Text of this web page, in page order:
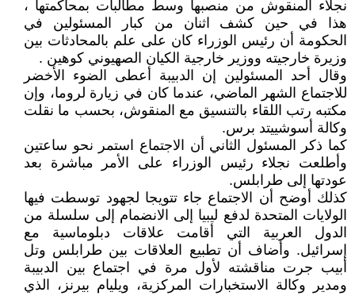
نجلاء المنقوش من منصبها وسط مطالبات بمحاكمتها ،
هذا في حين كشف اثنان من كبار المسئولين في
الحكومة أن رئيس الوزراء كان على علم بالمحادثات بين
وزيرة خارجيته ووزير خارجية الكيان الصهيوني كوهين .
وقال أحد المسئولين إن الدبيبة أعطى الضوء الأخضر
للاجتماع الشهر الماضي، عندما كان في زيارة لروما، وإن
مكتبه رتب اللقاء بالتنسيق مع المنقوش، بحسب ما نقلت
وكالة أسوشييتد برس.
كما ذكر المسئول الثاني أن الاجتماع استمر نحو ساعتين
وأطلعت نجلاء رئيس الوزراء على الأمر مباشرة بعد
عودتها إلى طرابلس.
كذلك أوضح أن الاجتماع جاء تتويجا لجهود توسطت فيها
الولايات المتحدة لدفع ليبيا إلى الانضمام إلى سلسلة من
الدول العربية التي أقامت علاقات دبلوماسية مع
إسرائيل. وأضاف أن تطبيع العلاقات بين طرابلس وتل
أبيب جرت مناقشته لأول مرة في اجتماع بين الدبيبة
ومدير وكالة الاستخبارات المركزية، ويليام بيرنز، الذي